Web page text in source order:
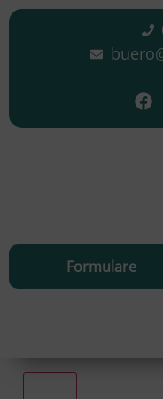
Formulare